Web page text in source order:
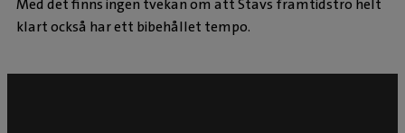
Med det finns ingen tvekan om att Stavs framtidstro helt
klart också har ett bibehållet tempo.